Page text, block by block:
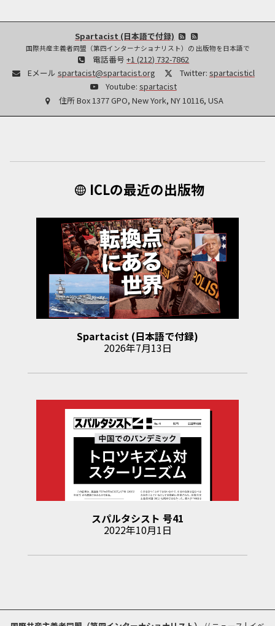
Spartacist (日本語で付録)
国際共産主義者同盟（第四インターナショナリスト）の 出版物を日本語で
電話番号 +1 (212) 732-7862
Eメール spartacist@spartacist.org Twitter: spartacisticl
Youtube: spartacist
住所Box 1377 GPO, New York, NY 10116, USA
ICLの最近の出版物
Spartacist (日本語で付録)
2026年7月13日
スパルタシスト 号41
2022年10月1日